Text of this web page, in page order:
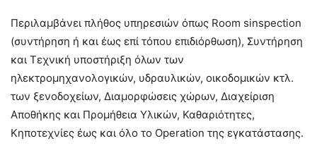
Περιλαμβάνει πλήθος υπηρεσιών όπως Room sinspection
(συντήρηση ή και έως επί τόπου επιδιόρθωση), Συντήρηση
και Τεχνική υποστήριξη όλων των
ηλεκτρομηχανολογικών, υδραυλικών, οικοδομικών κτλ.
των ξενοδοχείων, Διαμορφώσεις χώρων, Διαχείριση
Αποθήκης και Προμήθεια Υλικών, Καθαριότητες,
Κηποτεχνίες έως και όλο το Operation της εγκατάστασης.